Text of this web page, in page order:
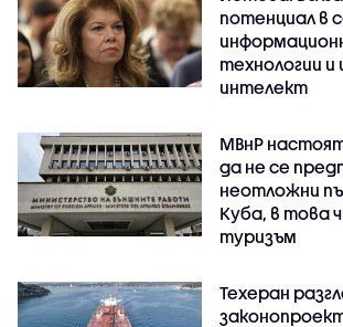
потенциал в
технологии и
интелект
МВнР
да не се
неотложни
Куба, в това
туризъм
Техеран